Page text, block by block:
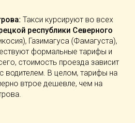
Такси курсируют во всех
республики Северного
Газимагуса (Фамагуста),
формальные тарифы и
стоимость проезда зависит
водителем. В целом, тарифы на
втрое дешевле, чем на